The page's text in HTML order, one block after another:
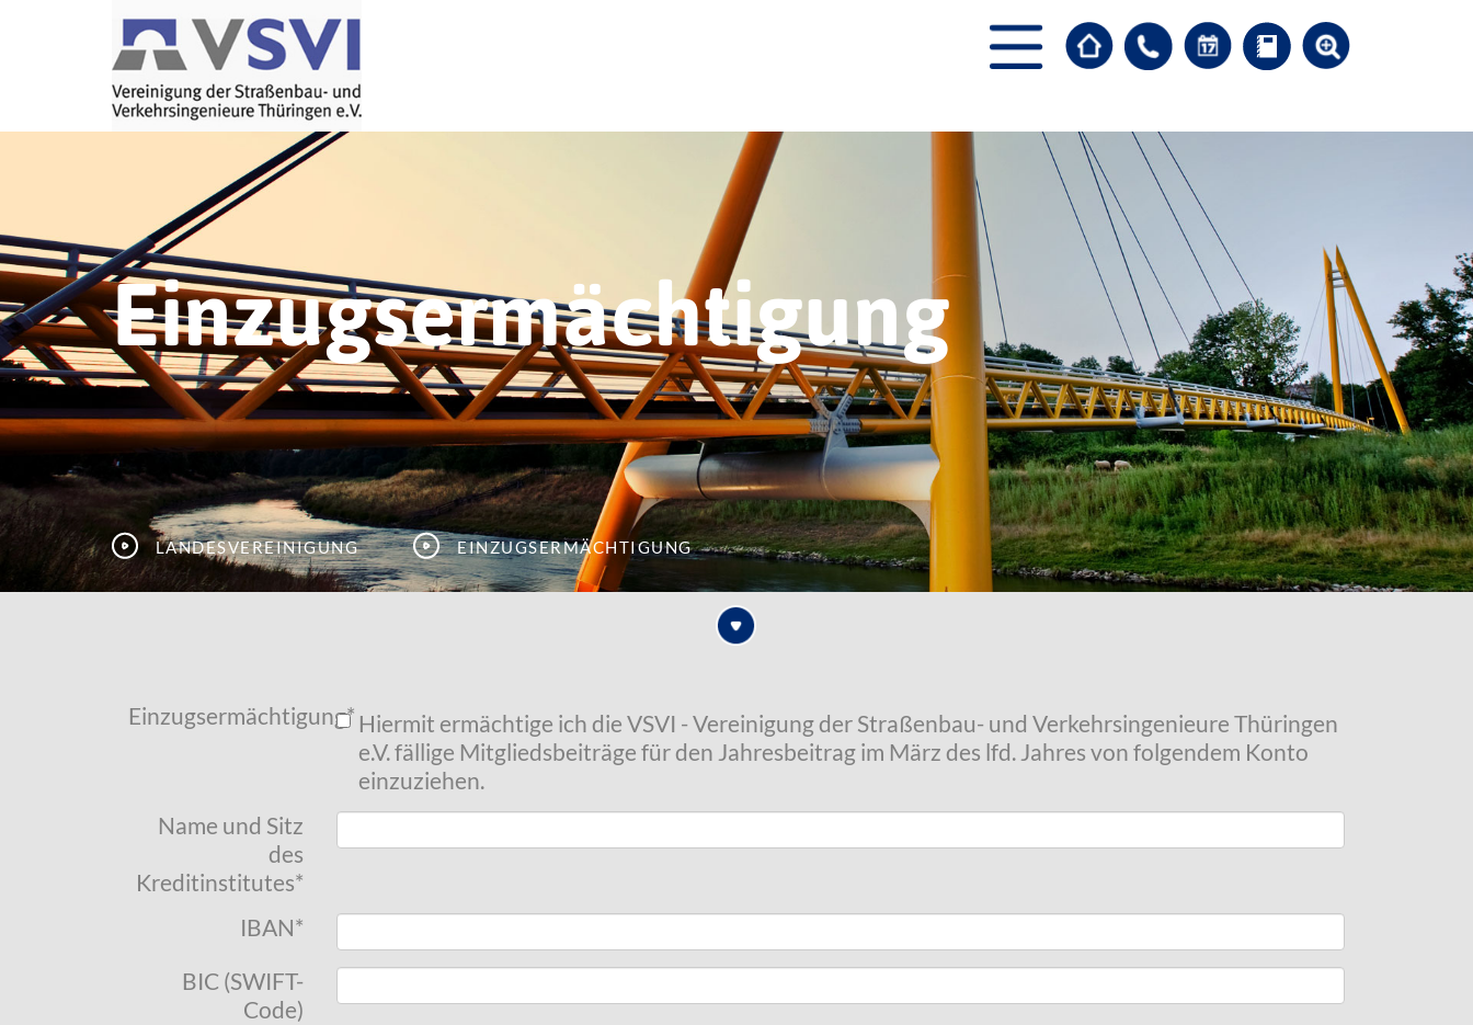
Einzugsermächtigung
Landesvereinigung Einzugsermächtigung
Einzugsermächtigung* Hiermit ermächtige ich die VSVI - Vereinigung der Straßenbau- und Verkehrsingenieure Thüringen
e.V. fällige Mitgliedsbeiträge für den Jahresbeitrag im März des lfd. Jahres von folgendem Konto
einzuziehen.
Name und Sitz
des
Kreditinstitutes*
IBAN*
BIC (SWIFT-
Code)